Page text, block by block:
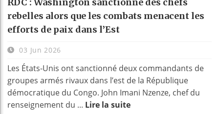
rebelles alors que les combats menacent les
efforts de paix dans l’Est
03 Jun 2026
Les États-Unis ont sanctionné deux commandants de
groupes armés rivaux dans l’est de la République
démocratique du Congo. John Imani Nzenze, chef du
renseignement du ... Lire la suite